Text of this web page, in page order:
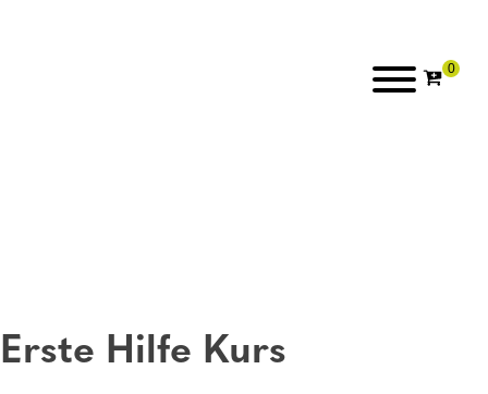
Erste Hilfe Kurs